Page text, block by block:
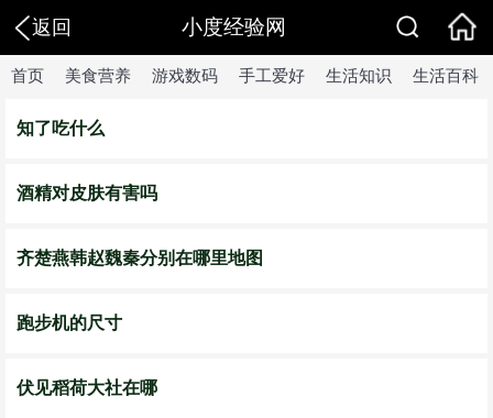
返回 小度经验网
首页 美食营养 游戏数码 手工爱好 生活知识 生活百科
知了吃什么
酒精对皮肤有害吗
齐楚燕韩赵魏秦分别在哪里地图
跑步机的尺寸
伏见稻荷大社在哪